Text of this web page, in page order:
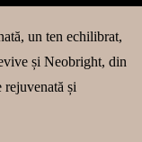
un ten echilibrat,
și Neobright, din
rejuvenată și